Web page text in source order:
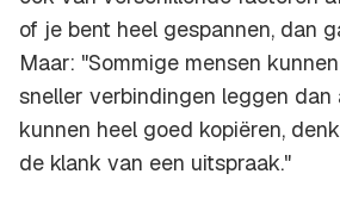
of je bent heel gespannen, dan
Maar: "Sommige mensen
sneller verbindingen leggen dan
kunnen heel goed kopiëren,
de klank van een uitspraak."